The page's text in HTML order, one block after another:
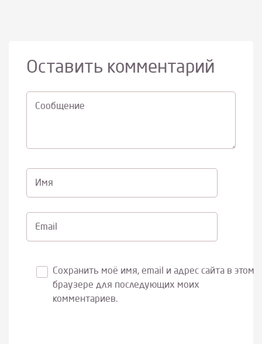
Оставить комментарий
Cообщение
Имя
Email
Сохранить моё имя, email и адрес сайта в этом
браузере для последующих моих
комментариев.